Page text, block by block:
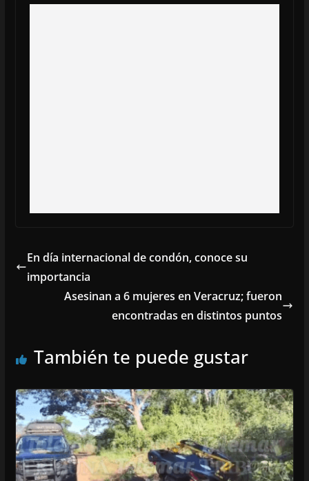
En día internacional de condón, conoce su
importancia
Asesinan a 6 mujeres en Veracruz; fueron
encontradas en distintos puntos
También te puede gustar